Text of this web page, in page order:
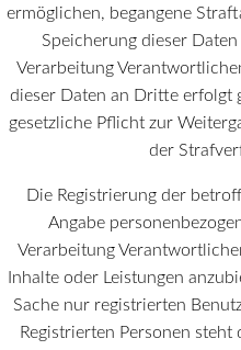
ermöglichen, begangene
Speicherung dieser
Verarbeitung
dieser Daten an Dritte erfolgt
gesetzliche Pflicht zur
der
Die Registrierung der
Angabe
Verarbeitung
Inhalte oder Leistungen
Sache nur registrierten
Registrierten Personen